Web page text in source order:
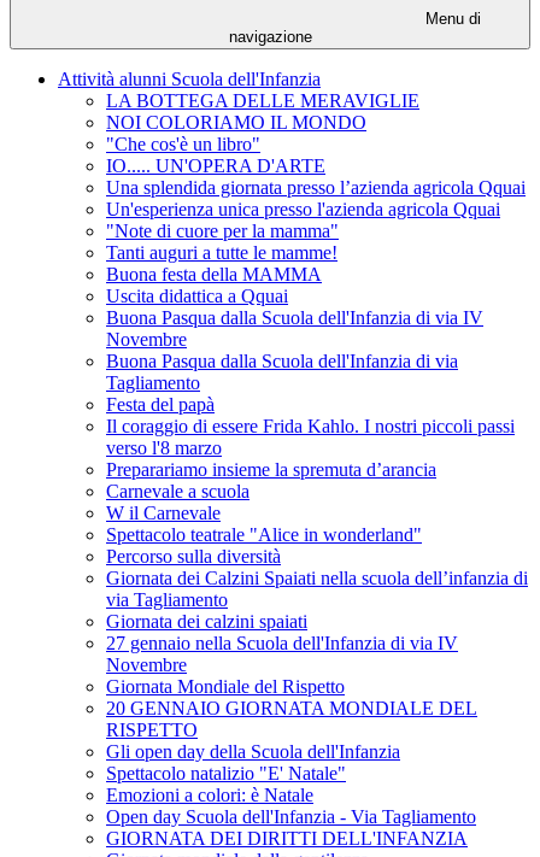
Menu di
navigazione
Attività alunni Scuola dell'Infanzia
LA BOTTEGA DELLE MERAVIGLIE
NOI COLORIAMO IL MONDO
"Che cos'è un libro"
IO..... UN'OPERA D'ARTE
Una splendida giornata presso l’azienda agricola Qquai
Un'esperienza unica presso l'azienda agricola Qquai
"Note di cuore per la mamma"
Tanti auguri a tutte le mamme!
Buona festa della MAMMA
Uscita didattica a Qquai
Buona Pasqua dalla Scuola dell'Infanzia di via IV
Novembre
Buona Pasqua dalla Scuola dell'Infanzia di via
Tagliamento
Festa del papà
Il coraggio di essere Frida Kahlo. I nostri piccoli passi
verso l'8 marzo
Preparariamo insieme la spremuta d’arancia
Carnevale a scuola
W il Carnevale
Spettacolo teatrale "Alice in wonderland"
Percorso sulla diversità
Giornata dei Calzini Spaiati nella scuola dell’infanzia di
via Tagliamento
Giornata dei calzini spaiati
27 gennaio nella Scuola dell'Infanzia di via IV
Novembre
Giornata Mondiale del Rispetto
20 GENNAIO GIORNATA MONDIALE DEL
RISPETTO
Gli open day della Scuola dell'Infanzia
Spettacolo natalizio "E' Natale"
Emozioni a colori: è Natale
Open day Scuola dell'Infanzia - Via Tagliamento
GIORNATA DEI DIRITTI DELL'INFANZIA